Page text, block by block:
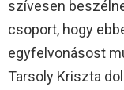
szívesen
csoport, hogy
egyfelvonásost
Tarsoly Kriszta